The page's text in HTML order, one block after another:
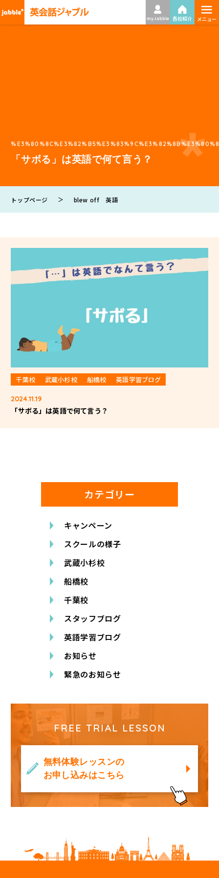
my Jabble 各校紹介 ≡
メニュー
「サボる」は英語で何て言う？
トップページ ＞ blew off 英語
千葉校 武蔵小杉校 船橋校 英語学習ブログ
2024.11.19
「サボる」は英語で何て言う？
カテゴリー
キャンペーン
スクールの様子
武蔵小杉校
船橋校
千葉校
スタッフブログ
英語学習ブログ
お知らせ
緊急のお知らせ
FREE TRIAL LESSON
無料体験レッスンの
お申し込みはこちら